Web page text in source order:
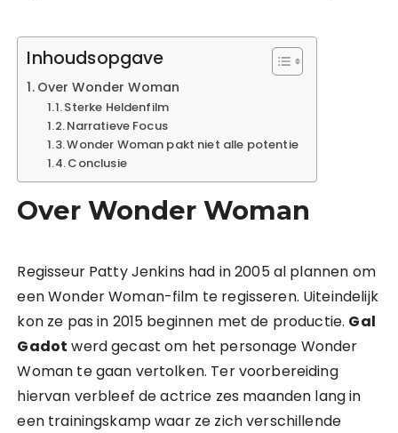
Inhoudsopgave
Over Wonder Woman
Sterke Heldenfilm
Narratieve Focus
Wonder Woman pakt niet alle potentie
Conclusie
Over Wonder Woman
Regisseur Patty Jenkins had in 2005 al plannen om
een Wonder Woman-film te regisseren. Uiteindelijk
kon ze pas in 2015 beginnen met de productie. Gal
Gadot werd gecast om het personage Wonder
Woman te gaan vertolken. Ter voorbereiding
hiervan verbleef de actrice zes maanden lang in
een trainingskamp waar ze zich verschillende